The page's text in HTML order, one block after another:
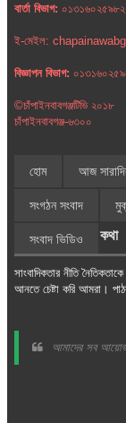
বার্তা বিভাগ:
ই-মেইল:
বিজ্ঞাপন বিভাগ:
©চাঁপাইনবাবগঞ্জটিভি ২০১৮
চাঁপাইনবাবগঞ্জ-৬৩০০
হোম আজ
সংগঠন সংবাদ
সংবাদ ভিডিও কথা
সাংবাদিকতার নীতি
আনতে চেষ্টা করি আমরা।
আমাদের সব